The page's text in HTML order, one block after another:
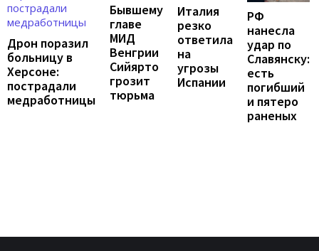
Дрон поразил
больницу в
Херсоне:
пострадали
медработницы
Бывшему
главе
МИД
Венгрии
Сийярто
грозит
тюрьма
Италия
резко
ответила
на
угрозы
Испании
РФ
нанесла
удар по
Славянску:
есть
погибший
и пятеро
раненых